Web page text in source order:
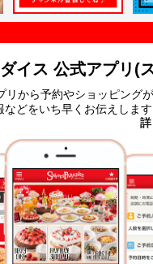
イス 公式アプリ(
リから予約やショッピングが
どをいち早くお伝えします